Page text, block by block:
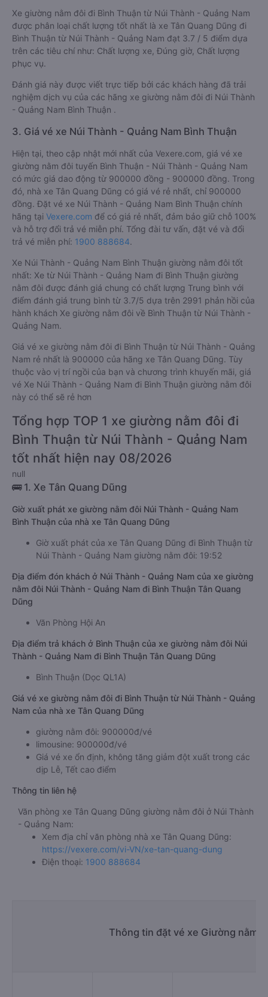
Xe giường nằm đôi đi Bình Thuận từ Núi Thành - Quảng Nam
được phân loại chất lượng tốt nhất là xe Tân Quang Dũng đi
Bình Thuận từ Núi Thành - Quảng Nam đạt 3.7 / 5 điểm dựa
trên các tiêu chí như: Chất lượng xe, Đúng giờ, Chất lượng
phục vụ.
Đánh giá này được viết trực tiếp bởi các khách hàng đã trải
nghiệm dịch vụ của các hãng xe giường nằm đôi đi Núi Thành
- Quảng Nam Bình Thuận .
3. Giá vé xe Núi Thành - Quảng Nam Bình Thuận
Hiện tại, theo cập nhật mới nhất của Vexere.com, giá vé xe
giường nằm đôi tuyến Bình Thuận - Núi Thành - Quảng Nam
có mức giá dao động từ 900000 đồng - 900000 đồng. Trong
đó, nhà xe Tân Quang Dũng có giá vé rẻ nhất, chỉ 900000
đồng. Đặt vé xe Núi Thành - Quảng Nam Bình Thuận chính
hãng tại Vexere.com để có giá rẻ nhất, đảm bảo giữ chỗ 100%
và hỗ trợ đổi trả vé miễn phí. Tổng đài tư vấn, đặt vé và đổi
trả vé miễn phí: 1900 888684.
Xe Núi Thành - Quảng Nam Bình Thuận giường nằm đôi tốt
nhất: Xe từ Núi Thành - Quảng Nam đi Bình Thuận giường
nằm đôi được đánh giá chung có chất lượng Trung bình với
điểm đánh giá trung bình từ 3.7/5 dựa trên 2991 phản hồi của
hành khách Xe giường nằm đôi về Bình Thuận từ Núi Thành -
Quảng Nam.
Giá vé xe giường nằm đôi đi Bình Thuận từ Núi Thành - Quảng
Nam rẻ nhất là 900000 của hãng xe Tân Quang Dũng. Tùy
thuộc vào vị trí ngồi của bạn và chương trình khuyến mãi, giá
vé Xe Núi Thành - Quảng Nam đi Bình Thuận giường nằm đôi
này có thể sẽ rẻ hơn
Tổng hợp TOP 1 xe giường nằm đôi đi
Bình Thuận từ Núi Thành - Quảng Nam
tốt nhất hiện nay 08/2026
null
🚌 1. Xe Tân Quang Dũng
Giờ xuất phát xe giường nằm đôi Núi Thành - Quảng Nam
Bình Thuận của nhà xe Tân Quang Dũng
Giờ xuất phát của xe Tân Quang Dũng đi Bình Thuận từ
Núi Thành - Quảng Nam giường nằm đôi: 19:52
Địa điểm đón khách ở Núi Thành - Quảng Nam của xe giường
nằm đôi Núi Thành - Quảng Nam đi Bình Thuận Tân Quang
Dũng
Văn Phòng Hội An
Địa điểm trả khách ở Bình Thuận của xe giường nằm đôi Núi
Thành - Quảng Nam đi Bình Thuận Tân Quang Dũng
Bình Thuận (Dọc QL1A)
Giá vé xe giường nằm đôi đi Bình Thuận từ Núi Thành - Quảng
Nam của nhà xe Tân Quang Dũng
giường nằm đôi: 900000đ/vé
limousine: 900000đ/vé
Giá vé xe ổn định, không tăng giảm đột xuất trong các
dịp Lễ, Tết cao điểm
Thông tin liên hệ
Văn phòng xe Tân Quang Dũng giường nằm đôi ở Núi Thành
- Quảng Nam:
Xem địa chỉ văn phòng nhà xe Tân Quang Dũng:
https://vexere.com/vi-VN/xe-tan-quang-dung
Điện thoại: 1900 888684
Thông tin đặt vé xe Giường nằm